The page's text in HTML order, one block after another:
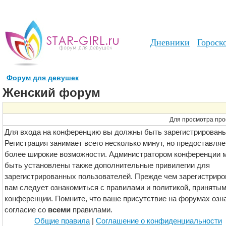
Дневники
Форум для девушек
Женский форум
Для просмотра
Для входа на конференцию вы должны быть
Регистрация занимает всего несколько минут, но
более широкие возможности. Администратором конференции
быть установлены также дополнительные привилегии для
зарегистрированных пользователей. Прежде чем
вам следует ознакомиться с правилами и политикой,
конференции. Помните, что ваше присутствие на форумах
согласие со всеми правилами.
Общие правила
Соглашение о конфиденциальности